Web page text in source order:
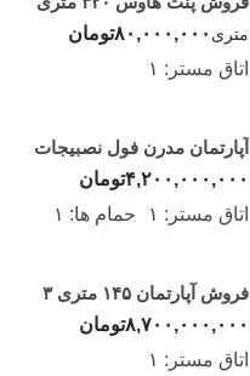
لوکس در طبقه چهاردهم
فریدونکنار
متری ۸۰,۰۰۰,۰۰۰تومان
اتاق مستر: ۱
آپارتمان مدرن فول نصبیجات
ساحلی/فریدونکنار
۴,۲۰۰,۰۰۰,۰۰۰تومان
اتاق مستر: ۱ حمام ها: ۱
فروش آپارتمان ۱۴۵ متری ۳
خوابه در فریدونکنار
۸,۷۰۰,۰۰۰,۰۰۰تومان
اتاق مستر: ۱